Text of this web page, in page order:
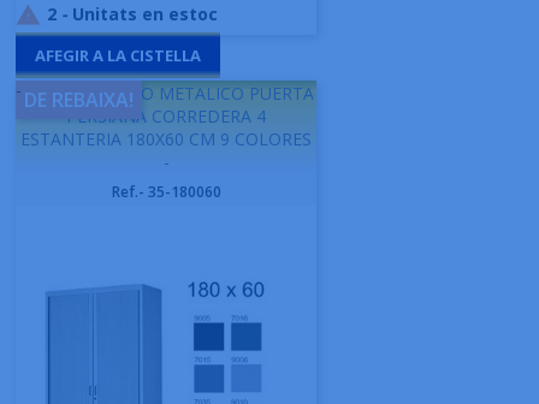
 2 - Unitats en estoc
AFEGIR A LA CISTELLA
-GAPSA ARMARIO METALICO PUERTA
PERSIANA CORREDERA 4
ESTANTERIA 180X60 CM 9 COLORES
-
Ref.- 35-180060
DE REBAIXA!